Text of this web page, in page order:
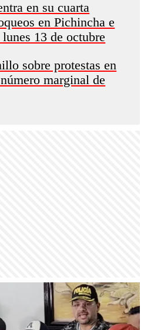
en su cuarta
en Pichincha e
13 de octubre
sobre protestas en
marginal de